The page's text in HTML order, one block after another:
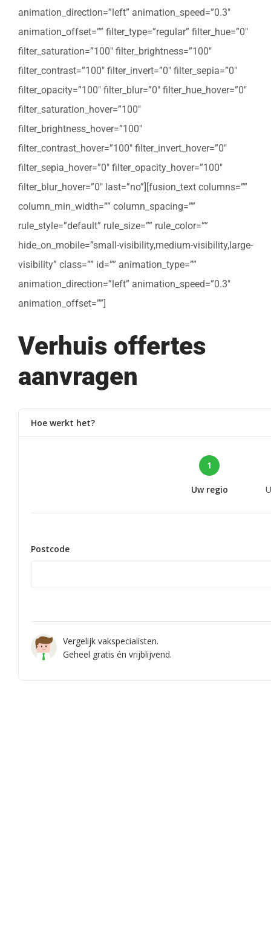
animation_direction=”left” animation_speed=”0.3″
animation_offset=”” filter_type=”regular” filter_hue=”0″
filter_saturation=”100″ filter_brightness=”100″
filter_contrast=”100″ filter_invert=”0″ filter_sepia=”0″
filter_opacity=”100″ filter_blur=”0″ filter_hue_hover=”0″
filter_saturation_hover=”100″
filter_brightness_hover=”100″
filter_contrast_hover=”100″ filter_invert_hover=”0″
filter_sepia_hover=”0″ filter_opacity_hover=”100″
filter_blur_hover=”0″ last=”no”][fusion_text columns=””
column_min_width=”” column_spacing=””
rule_style=”default” rule_size=”” rule_color=””
hide_on_mobile=”small-visibility,medium-visibility,large-
visibility” class=”” id=”” animation_type=””
animation_direction=”left” animation_speed=”0.3″
animation_offset=””]
Verhuis offertes
aanvragen